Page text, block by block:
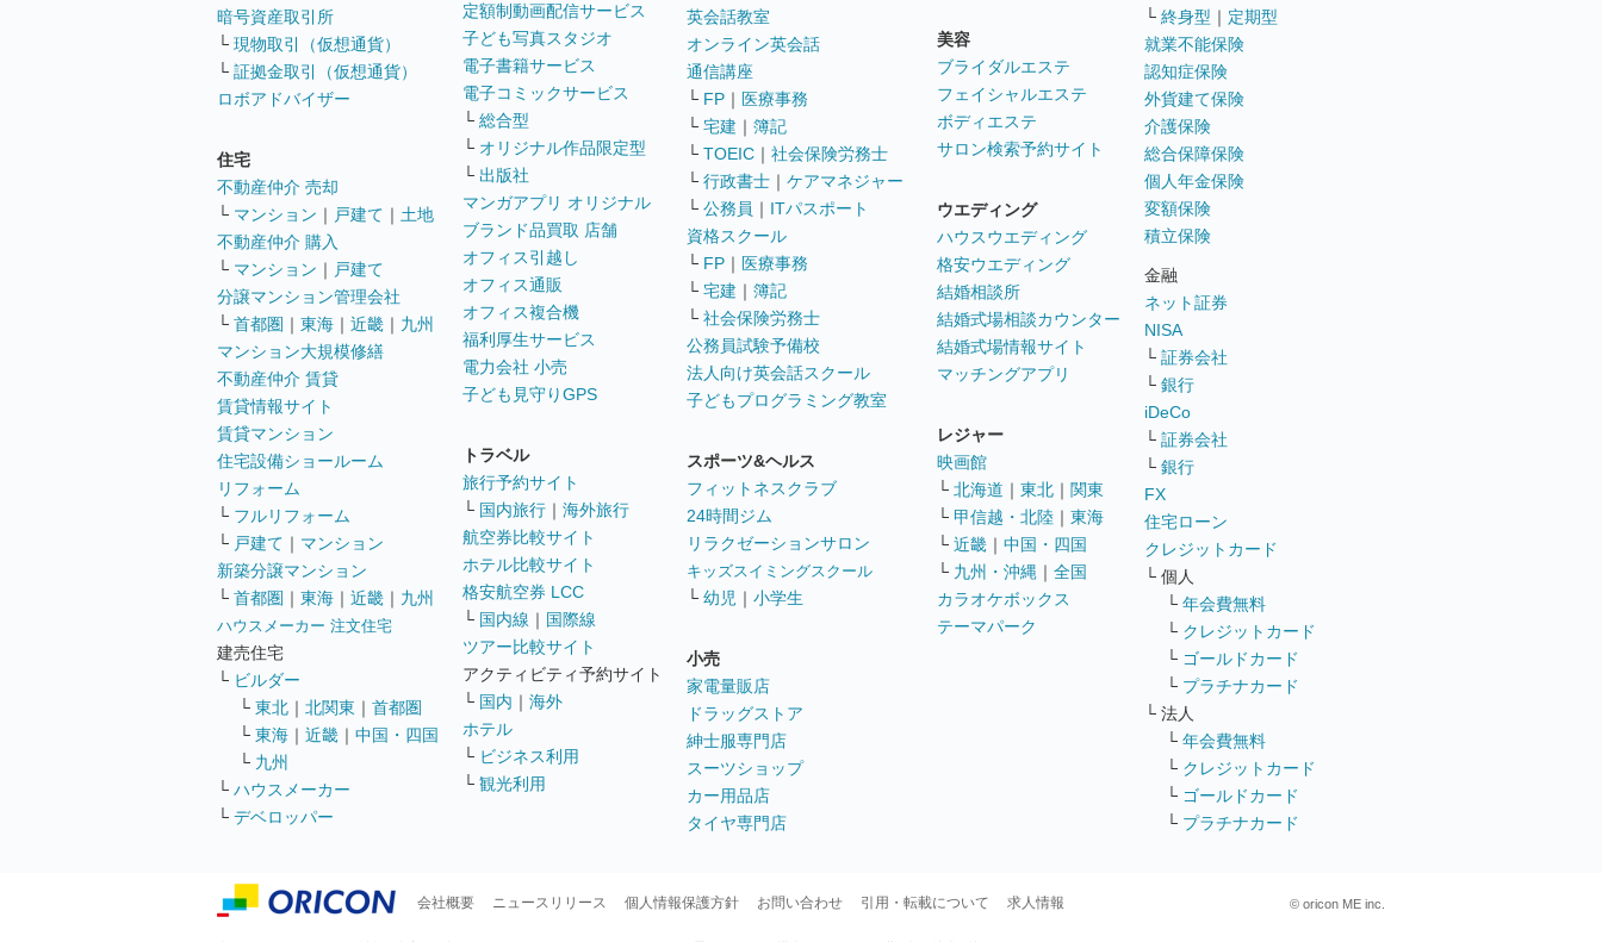
暗号資産取引所
└ 現物取引（仮想通貨）
└ 証拠金取引（仮想通貨）
ロボアドバイザー
住宅
不動産仲介 売却
└ マンション ｜ 戸建て ｜ 土地
不動産仲介 購入
└ マンション ｜ 戸建て
分譲マンション管理会社
└ 首都圏 ｜ 東海 ｜ 近畿 ｜ 九州
マンション大規模修繕
不動産仲介 賃貸
賃貸情報サイト
賃貸マンション
住宅設備ショールーム
リフォーム
└ フルリフォーム
└ 戸建て ｜ マンション
新築分譲マンション
└ 首都圏 ｜ 東海 ｜ 近畿 ｜ 九州
ハウスメーカー 注文住宅
建売住宅
└ ビルダー
└ 東北 ｜ 北関東 ｜ 首都圏
└ 東海 ｜ 近畿 ｜ 中国・四国
└ 九州
└ ハウスメーカー
└ デベロッパー
定額制動画配信サービス
子ども写真スタジオ
電子書籍サービス
電子コミックサービス
└ 総合型
└ オリジナル作品限定型
└ 出版社
マンガアプリ オリジナル
ブランド品買取 店舗
オフィス引越し
オフィス通販
オフィス複合機
福利厚生サービス
電力会社 小売
子ども見守りGPS
トラベル
旅行予約サイト
└ 国内旅行 ｜ 海外旅行
航空券比較サイト
ホテル比較サイト
格安航空券 LCC
└ 国内線 ｜ 国際線
ツアー比較サイト
アクティビティ予約サイト
└ 国内 ｜ 海外
ホテル
└ ビジネス利用
└ 観光利用
英会話教室
オンライン英会話
通信講座
└ FP ｜ 医療事務
└ 宅建 ｜ 簿記
└ TOEIC ｜ 社会保険労務士
└ 行政書士 ｜ ケアマネジャー
└ 公務員 ｜ ITパスポート
資格スクール
└ FP ｜ 医療事務
└ 宅建 ｜ 簿記
└ 社会保険労務士
公務員試験予備校
法人向け英会話スクール
子どもプログラミング教室
スポーツ&ヘルス
フィットネスクラブ
24時間ジム
リラクゼーションサロン
キッズスイミングスクール
└ 幼児 ｜ 小学生
小売
家電量販店
ドラッグストア
紳士服専門店
スーツショップ
カー用品店
タイヤ専門店
美容
ブライダルエステ
フェイシャルエステ
ボディエステ
サロン検索予約サイト
ウエディング
ハウスウエディング
格安ウエディング
結婚相談所
結婚式場相談カウンター
結婚式場情報サイト
マッチングアプリ
レジャー
映画館
└ 北海道 ｜ 東北 ｜ 関東
└ 甲信越・北陸 ｜ 東海
└ 近畿 ｜ 中国・四国
└ 九州・沖縄 ｜ 全国
カラオケボックス
テーマパーク
└ 終身型 ｜ 定期型
就業不能保険
認知症保険
外貨建て保険
介護保険
総合保障保険
個人年金保険
変額保険
積立保険
金融
ネット証券
NISA
└ 証券会社
└ 銀行
iDeCo
└ 証券会社
└ 銀行
FX
住宅ローン
クレジットカード
└ 個人
└ 年会費無料
└ クレジットカード
└ ゴールドカード
└ プラチナカード
└ 法人
└ 年会費無料
└ クレジットカード
└ ゴールドカード
└ プラチナカード
会社概要 ニュースリリース 個人情報保護方針 お問い合わせ 引用・転載について 求人情報 © oricon ME inc.